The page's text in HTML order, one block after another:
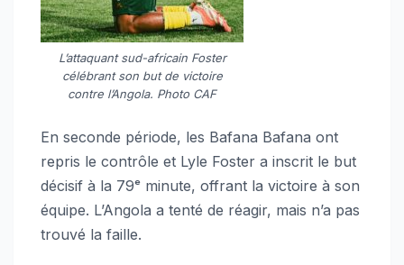
L’attaquant sud-africain Foster
célébrant son but de victoire
contre l’Angola. Photo CAF
En seconde période, les Bafana Bafana ont
repris le contrôle et Lyle Foster a inscrit le but
décisif à la 79ᵉ minute, offrant la victoire à son
équipe. L’Angola a tenté de réagir, mais n’a pas
trouvé la faille.